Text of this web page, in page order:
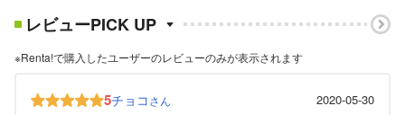
レビューPICK UP
※Renta!で購入したユーザーのレビューのみが表示されます
5チョコさん
2020-05-30